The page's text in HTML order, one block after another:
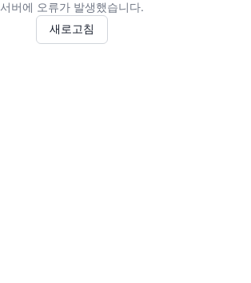
서버에 오류가 발생했습니다.
새로고침